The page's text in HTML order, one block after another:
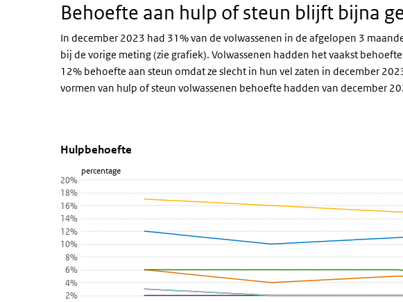
Behoefte aan hulp of steun blijft bijna
In december 2023 had 31% van de volwassenen in de afgelopen 3
bij de vorige meting (zie grafiek). Volwassenen hadden het vaakst
12% behoefte aan steun omdat ze slecht in hun vel zaten in december
vormen van hulp of steun volwassenen behoefte hadden van december
Hulpbehoefte
Sla de grafiek 'Hulpbehoefte' over en ga naar de datatabel
Hulpbehoefte
Lijn grafiek met 7 lijnen.
Bekijk als data tabel.
De grafiek heeft 1 X-as die categories weergeeft.
De grafiek heeft 1 Y-as die percentage weergeeft.
percentage
Hulpbehoefte
2%
4%
6%
8%
10%
12%
14%
16%
18%
20%